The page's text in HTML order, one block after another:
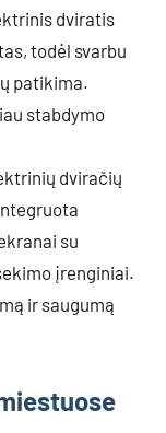
dviratis
todėl svarbu
patikima.
stabdymo
dviračių
su
įrenginiai.
ir saugumą